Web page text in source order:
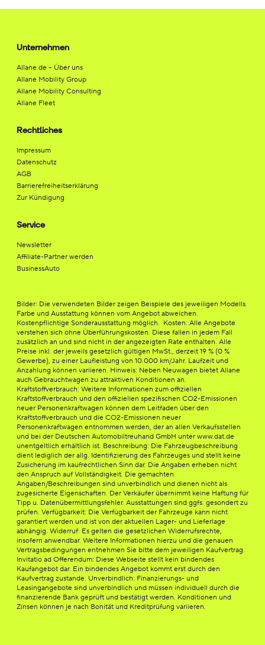
Unternehmen
Allane.de – Über uns
Allane Mobility Group
Allane Mobility Consulting
Allane Fleet
Rechtliches
Impressum
Datenschutz
AGB
Barrierefreiheitserklärung
Zur Kündigung
Service
Newsletter
Affiliate-Partner werden
BusinessAuto
Bilder: Die verwendeten Bilder zeigen Beispiele des jeweiligen Modells.
Farbe und Ausstattung können vom Angebot abweichen.
Kostenpflichtige Sonderausstattung möglich. Kosten: Alle Angebote
verstehen sich ohne Überführungskosten. Diese fallen in jedem Fall
zusätzlich an und sind nicht in der angezeigten Rate enthalten. Alle
Preise inkl. der jeweils gesetzlich gültigen MwSt., derzeit 19 % (0 %
Gewerbe), zu einer Laufleistung von 10.000 km/Jahr. Laufzeit und
Anzahlung können variieren. Hinweis: Neben Neuwagen bietet Allane
auch Gebrauchtwagen zu attraktiven Konditionen an.
Kraftstoffverbrauch: Weitere Informationen zum offiziellen
Kraftstoffverbrauch und den offiziellen spezifischen CO2-Emissionen
neuer Personenkraftwagen können dem Leitfaden über den
Kraftstoffverbrauch und die CO2-Emissionen neuer
Personenkraftwagen entnommen werden, der an allen Verkaufsstellen
und bei der Deutschen Automobiltreuhand GmbH unter www.dat.de
unentgeltlich erhältlich ist. Beschreibung: Die Fahrzeugbeschreibung
dient lediglich der allg. Identifizierung des Fahrzeuges und stellt keine
Zusicherung im kaufrechtlichen Sinn dar. Die Angaben erheben nicht
den Anspruch auf Vollständigkeit. Die gemachten
Angaben/Beschreibungen sind unverbindlich und dienen nicht als
zugesicherte Eigenschaften. Der Verkäufer übernimmt keine Haftung für
Tipp u. Datenübermittlungsfehler. Ausstattungen sind ggfs. gesondert zu
prüfen. Verfügbarkeit: Die Verfügbarkeit der Fahrzeuge kann nicht
garantiert werden und ist von der aktuellen Lager- und Lieferlage
abhängig. Widerruf: Es gelten die gesetzlichen Widerrufsrechte,
insofern anwendbar. Weitere Informationen hierzu und die genauen
Vertragsbedingungen entnehmen Sie bitte dem jeweiligen Kaufvertrag.
Invitatio ad Offerendum: Diese Webseite stellt kein bindendes
Kaufangebot dar. Ein bindendes Angebot kommt erst durch den
Kaufvertrag zustande. Unverbindlich: Finanzierungs- und
Leasingangebote sind unverbindlich und müssen individuell durch die
finanzierende Bank geprüft und bestätigt werden. Konditionen und
Zinsen können je nach Bonität und Kreditprüfung variieren.